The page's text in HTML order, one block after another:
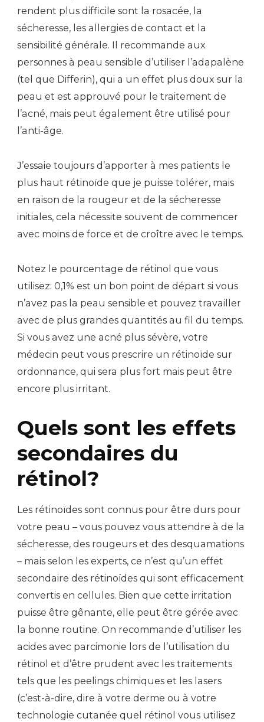
rendent plus difficile sont la rosacée, la
sécheresse, les allergies de contact et la
sensibilité générale. Il recommande aux
personnes à peau sensible d’utiliser l’adapalène
(tel que Differin), qui a un effet plus doux sur la
peau et est approuvé pour le traitement de
l’acné, mais peut également être utilisé pour
l’anti-âge.
J’essaie toujours d’apporter à mes patients le
plus haut rétinoïde que je puisse tolérer, mais
en raison de la rougeur et de la sécheresse
initiales, cela nécessite souvent de commencer
avec moins de force et de croître avec le temps.
Notez le pourcentage de rétinol que vous
utilisez: 0,1% est un bon point de départ si vous
n’avez pas la peau sensible et pouvez travailler
avec de plus grandes quantités au fil du temps.
Si vous avez une acné plus sévère, votre
médecin peut vous prescrire un rétinoïde sur
ordonnance, qui sera plus fort mais peut être
encore plus irritant.
Quels sont les effets
secondaires du
rétinol?
Les rétinoïdes sont connus pour être durs pour
votre peau – vous pouvez vous attendre à de la
sécheresse, des rougeurs et des desquamations
– mais selon les experts, ce n’est qu’un effet
secondaire des rétinoïdes qui sont efficacement
convertis en cellules. Bien que cette irritation
puisse être gênante, elle peut être gérée avec
la bonne routine. On recommande d’utiliser les
acides avec parcimonie lors de l’utilisation du
rétinol et d’être prudent avec les traitements
tels que les peelings chimiques et les lasers
(c’est-à-dire, dire à votre derme ou à votre
technologie cutanée quel rétinol vous utilisez